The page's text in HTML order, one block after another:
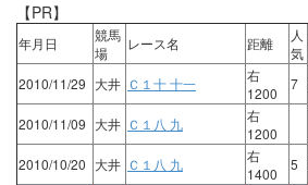
【PR】
年月日
競馬
場
レース名 距離
人
気
2010/11/29 大井 Ｃ１十 十一
右
1200
7
2010/11/09 大井 Ｃ１八 九
右
1200
2010/10/20 大井 Ｃ１八 九
右
1400
5